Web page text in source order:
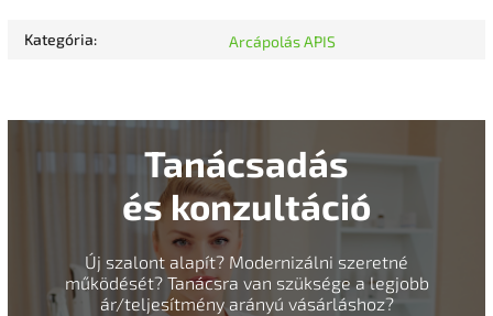
Kategória: Arcápolás APIS
Tanácsadás
és konzultáció
Új szalont alapít? Modernizálni szeretné
működését? Tanácsra van szüksége a legjobb
ár/teljesítmény arányú vásárláshoz?